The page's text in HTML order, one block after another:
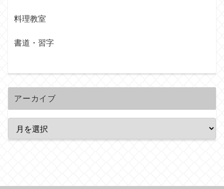
料理教室
書道・習字
アーカイブ